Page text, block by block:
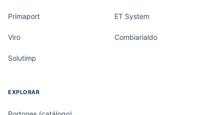
Primaport ET System
Viro Combiarialdo
Solutimp
EXPLORAR